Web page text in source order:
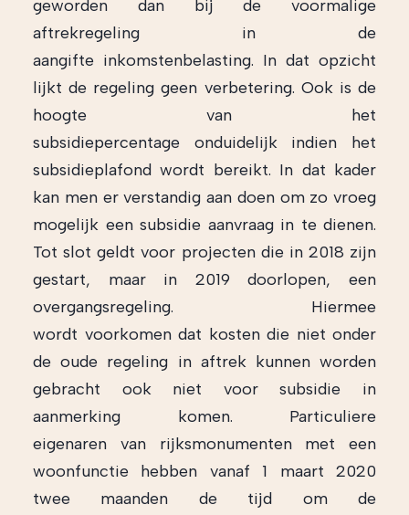
geworden dan bij de voormalige
aftrekregeling in de
aangifte inkomstenbelasting. In dat opzicht
lijkt de regeling geen verbetering. Ook is de
hoogte van het
subsidiepercentage onduidelijk indien het
subsidieplafond wordt bereikt. In dat kader
kan men er verstandig aan doen om zo vroeg
mogelijk een subsidie aanvraag in te dienen.
Tot slot geldt voor projecten die in 2018 zijn
gestart, maar in 2019 doorlopen, een
overgangsregeling. Hiermee
wordt voorkomen dat kosten die niet onder
de oude regeling in aftrek kunnen worden
gebracht ook niet voor subsidie in
aanmerking komen. Particuliere
eigenaren van rijksmonumenten met een
woonfunctie hebben vanaf 1 maart 2020
twee maanden de tijd om de